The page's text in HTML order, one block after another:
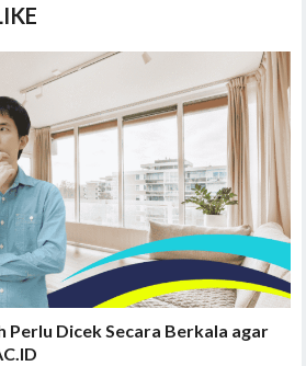
Perlu Dicek Secara Berkala agar